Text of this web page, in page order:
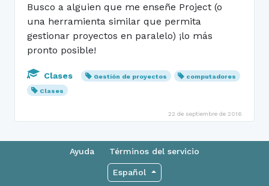
Busco a alguien que me enseñe Project (o
una herramienta similar que permita
gestionar proyectos en paralelo) ¡lo más
pronto posible!
Clases Gestión de proyectos
computadores
Clases
22 de septiembre de 2016
Ayuda Términos del servicio
Español